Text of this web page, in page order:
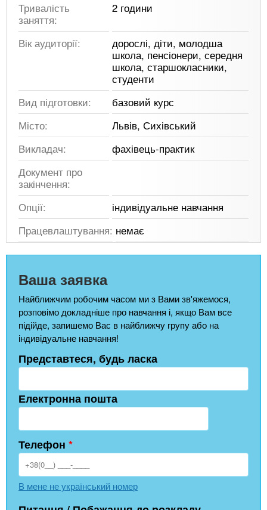
Тривалість
заняття:
2 години
Вік аудиторії:
дорослі, діти, молодша
школа, пенсіонери, середня
школа, старшокласники,
студенти
Вид підготовки:
базовий курс
Місто:
Львів, Сихівський
Викладач:
фахівець-практик
Документ про
закінчення:
Опції:
індивідуальне навчання
Працевлаштування: немає
Ваша заявка
Найближчим робочим часом ми з Вами зв'яжемося,
розповімо докладніше про навчання і, якщо Вам все
підійде, запишемо Вас в найближчу групу або на
індивідуальне навчання!
Представтеся, будь ласка
Електронна пошта
Телефон *
В мене не український номер